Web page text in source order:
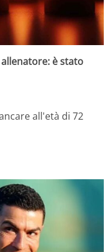
è stato
all'età di 72